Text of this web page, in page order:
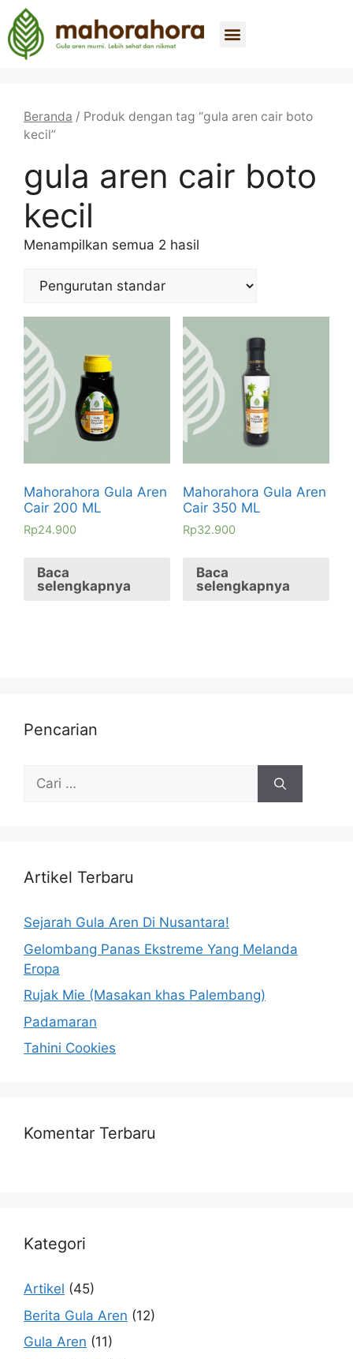
Beranda / Produk dengan tag “gula aren cair boto
kecil”
gula aren cair boto
kecil
Menampilkan semua 2 hasil
Mahorahora Gula Aren
Cair 200 ML
Rp24.900
Baca
selengkapnya
Mahorahora Gula Aren
Cair 350 ML
Rp32.900
Baca
selengkapnya
Pencarian
Artikel Terbaru
Sejarah Gula Aren Di Nusantara!
Gelombang Panas Ekstreme Yang Melanda
Eropa
Rujak Mie (Masakan khas Palembang)
Padamaran
Tahini Cookies
Komentar Terbaru
Kategori
Artikel (45)
Berita Gula Aren (12)
Gula Aren (11)